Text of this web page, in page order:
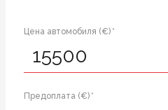
Цена автомобиля (€) *
Предоплата (€) *